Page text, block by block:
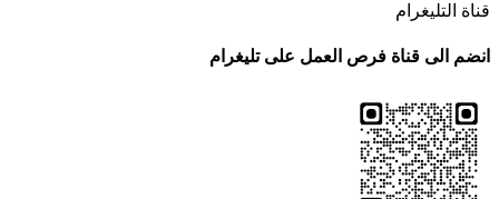
قناة التليغرام
انضم الى قناة فرص العمل على تليغرام